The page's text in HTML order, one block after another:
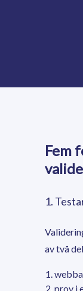
Fem
1.
av två
prov i